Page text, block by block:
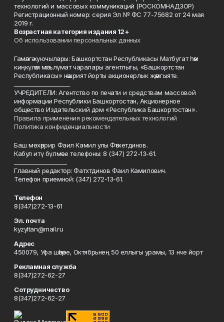
технологий и массовых коммуникаций (РОСКОМНАДЗОР)
Регистрационный номер: серия Эл № ФС 77-75682 от 24 мая
2019 г.
Возрастная категория издания 12+
Об использовании персональных данных
Гамәлгә куючылары: Башкортстан Республикасы Матбугат һәм
киңкүләм мәгълүмат чаралары агентлыгы, «Башкортстан
Республикасы» нәшрият йорты акционерлык җәмгыяте.
УЧРЕДИТЕЛИ: Агентство по печати и средствам массовой
информации Республики Башкортостан, Акционерное
общество Издательский дом «Республика Башкортостан».
Правила применения рекомендательных технологий
Политика конфиденциальности
Баш мөхәррир Фаил Камил улы Фәтхетдинов.
Кабул итү бүлмәсе телефоны: 8 (347) 272-13-61.
Главный редактор: Фатхтдинов Фаил Камилович.
Телефон приемной: (347) 272-13-61.
Телефон
8(347)272-13-61
Эл. почта
kyzyltan@mail.ru
Адрес
450079, Уфа шәһәре, Октябрьнең 50 еллыгы урамы, 13 нче йорт
Рекламная служба
8(347)272-62-27
Сотрудничество
8(347)272-62-27